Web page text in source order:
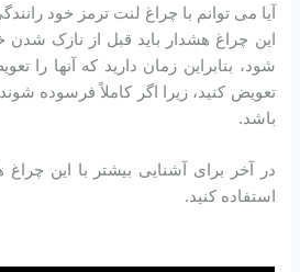
آیا می توانم با چراغ لنت ترمز خود
این چراغ هشدار باید قبل از نازک
شود، بنابراین زمان دارید که آنها را
تعویض کنید، زیرا اگر کاملاً فرسوده
باشد.
در آخر برای آشنایی بیشتر با این چراغ
استفاده کنید.